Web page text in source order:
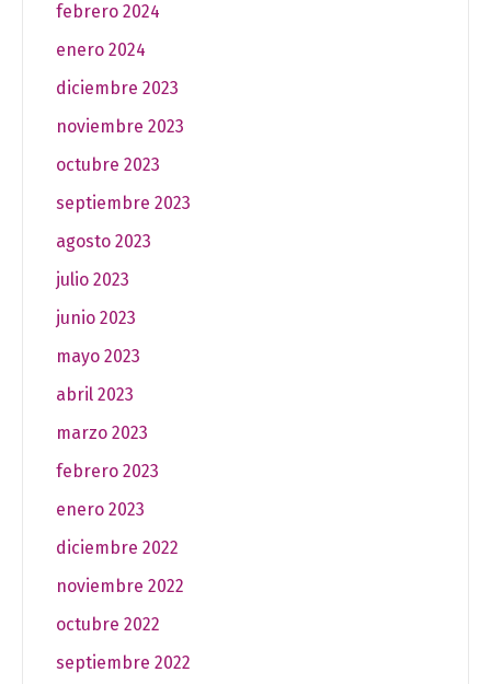
febrero 2024
enero 2024
diciembre 2023
noviembre 2023
octubre 2023
septiembre 2023
agosto 2023
julio 2023
junio 2023
mayo 2023
abril 2023
marzo 2023
febrero 2023
enero 2023
diciembre 2022
noviembre 2022
octubre 2022
septiembre 2022